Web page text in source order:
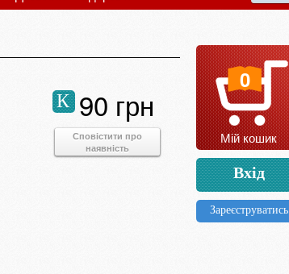
90 грн
К
Сповістити про
наявність
0
Мій кошик
Вхід
Зареєструватись